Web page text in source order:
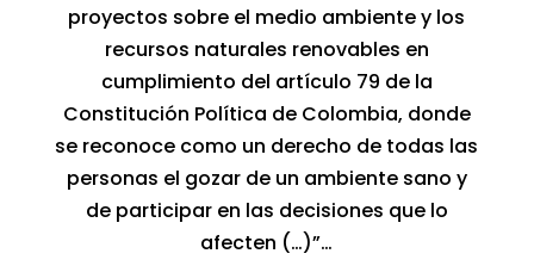
proyectos sobre el medio ambiente y los
recursos naturales renovables en
cumplimiento del artículo 79 de la
Constitución Política de Colombia, donde
se reconoce como un derecho de todas las
personas el gozar de un ambiente sano y
de participar en las decisiones que lo
afecten (…)”…